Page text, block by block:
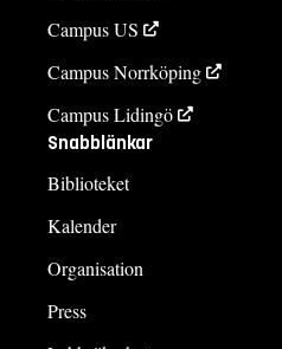
Campus US
Campus Norrköping
Campus Lidingö
Snabblänkar
Biblioteket
Kalender
Organisation
Press